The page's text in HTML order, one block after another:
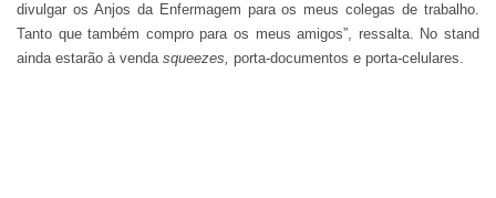
divulgar os Anjos da Enfermagem para os meus colegas de trabalho.
Tanto que também compro para os meus amigos”, ressalta. No stand
ainda estarão à venda squeezes, porta-documentos e porta-celulares.